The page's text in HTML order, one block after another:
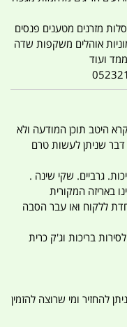
מזרנים מטענים פנסים
אוהלים משקפות שדה
ועוד
קרא היטב תוכן המודעה ולא
דבר שניתן לעשות טרם
גרביים. שקי שינה .
באריזה המקורית
ללקוח ואו עבר הסבה
בריכות וג'ק כרית
להחזיר ומי שרוצה להזמין